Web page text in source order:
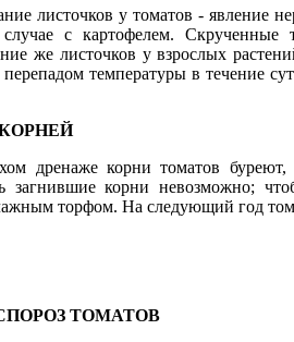
листочков у томатов - явление
с карто­фелем. Скрученные
же листоч­ков у взрослых
температуры в течение
дренаже корни томатов буреют,
загнившие корни невозможно;
торфом. На следующий год
ТОМАТОВ